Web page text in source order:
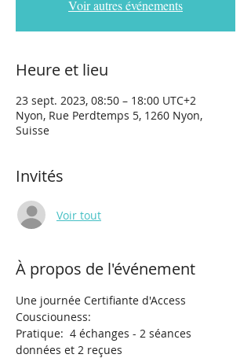
Voir autres événements
Heure et lieu
23 sept. 2023, 08:50 – 18:00 UTC+2
Nyon, Rue Perdtemps 5, 1260 Nyon,
Suisse
Invités
Voir tout
À propos de l'événement
Une journée Certifiante d'Access
Cousciouness:
Pratique:  4 échanges - 2 séances
données et 2 reçues